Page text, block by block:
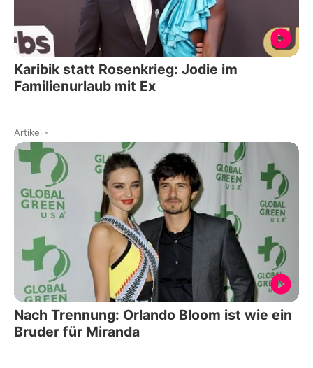
Karibik statt Rosenkrieg: Jodie im
Familienurlaub mit Ex
Artikel -
Nach Trennung: Orlando Bloom ist wie ein
Bruder für Miranda